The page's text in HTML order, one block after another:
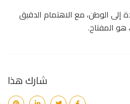
الوطن، مع الاهتمام الدقيق
هو المفتاح.
شارك هذا